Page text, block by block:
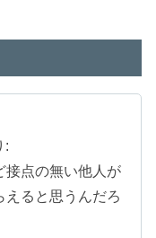
:
接点の無い他人が
えると思うんだろ